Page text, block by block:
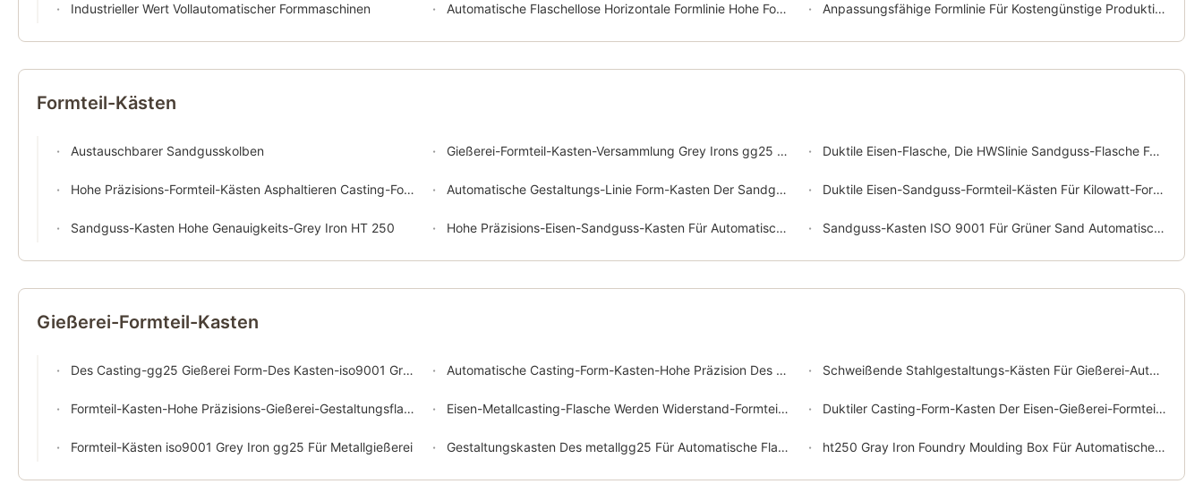
Industrieller Wert Vollautomatischer Formmaschinen Automatische Flaschellose Horizontale Formlinie Hohe Formwirksamkeit Zykluszeit So Kurz Wie 18-25 Sekunden Pro Form Anpassungsfähige Formlinie Für Kostengünstige Produktion Automatische Formmaschine
Formteil-Kästen
Austauschbarer Sandgusskolben Gießerei-Formteil-Kasten-Versammlung Grey Irons gg25 Für HWSautomatische Formteil-Linie Duktile Eisen-Flasche, Die HWSlinie Sandguss-Flasche Formt
Hohe Präzisions-Formteil-Kästen Asphaltieren Casting-Formteil-Flasche Automatische Gestaltungs-Linie Form-Kasten Der Sandguss-Flaschen-gg25 ggg50 Duktile Eisen-Sandguss-Formteil-Kästen Für Kilowatt-Formteil-Linie
Sandguss-Kasten Hohe Genauigkeits-Grey Iron HT 250 Hohe Präzisions-Eisen-Sandguss-Kasten Für Automatische Hochdruck-Flasked-Formteil-Linie Sandguss-Kasten ISO 9001 Für Grüner Sand Automatische Flasked-Formteil-Linie
Gießerei-Formteil-Kasten
Des Casting-gg25 Gießerei Form-Des Kasten-iso9001 Grey Iron Moulding Box In Automatische Casting-Form-Kasten-Hohe Präzision Des Gießerei-Formteil-Kasten-gg25 Schweißende Stahlgestaltungs-Kästen Für Gießerei-Automatische Formteil-Linie Des metallht250
Formteil-Kasten-Hohe Präzisions-Gießerei-Gestaltungsflaschen Der Gießerei-ggg50 Eisen-Metallcasting-Flasche Werden Widerstand-Formteil-Kasten In Der Gießerei Fertig Duktiler Casting-Form-Kasten Der Eisen-Gießerei-Formteil-Kasten-gg25
Formteil-Kästen iso9001 Grey Iron gg25 Für Metallgießerei Gestaltungskasten Des metallgg25 Für Automatische Flasked-Formteil-Linie ht250 Gray Iron Foundry Moulding Box Für Automatische Formteil-Linie Kilowatts